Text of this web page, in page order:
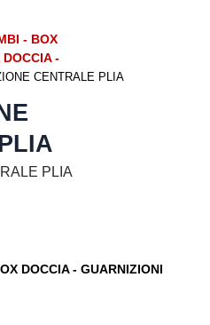
- BOX
-
CENTRALE PLIA
PLIA
DOCCIA - GUARNIZIONI